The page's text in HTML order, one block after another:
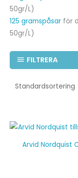
50gr/L)
125 gramspåsar för
50gr/L)
FILTRERA
Arvid Nordquist